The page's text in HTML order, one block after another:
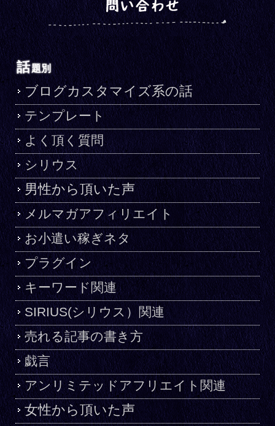
話題別
ブログカスタマイズ系の話
テンプレート
よく頂く質問
シリウス
男性から頂いた声
メルマガアフィリエイト
お小遣い稼ぎネタ
プラグイン
キーワード関連
SIRIUS(シリウス）関連
売れる記事の書き方
戯言
アンリミテッドアフリエイト関連
女性から頂いた声